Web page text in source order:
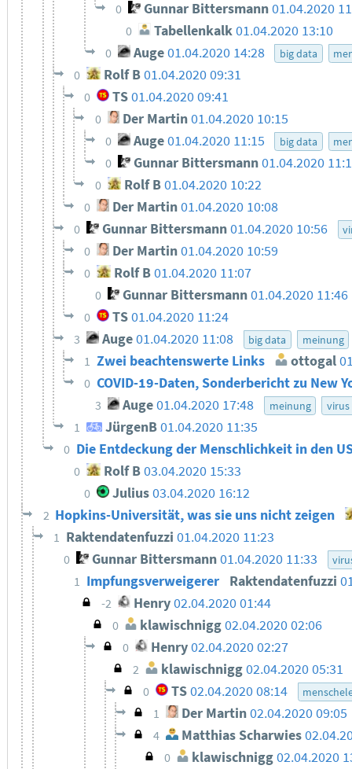
0 Gunnar Bittersmann01.04.2020
0 Tabellenkalk01.04.2020 13:10
0 Auge 01.04.2020 14:28 big data
0 Rolf B01.04.2020 09:31
0 TS01.04.2020 09:41
0 Der Martin01.04.2020 10:15
0 Auge 01.04.2020 11:15 big data
0 Gunnar Bittersmann 01.04.2020
0 Rolf B01.04.2020 10:22
0 Der Martin01.04.2020 10:08
0 Gunnar Bittersmann01.04.2020 10:56
0 Der Martin01.04.2020 10:59
0 Rolf B01.04.2020 11:07
0 Gunnar Bittersmann01.04.2020 11:46
0 TS01.04.2020 11:24
3 Auge01.04.2020 11:08 big data meinung
1 Zwei beachtenswerte Links ottogal
0 COVID-19-Daten, Sonderbericht zu New
3 Auge01.04.2020 17:48 meinung virus
1 JürgenB01.04.2020 11:35
0 Die Entdeckung der Menschlichkeit in den
0 Rolf B03.04.2020 15:33
0 Julius03.04.2020 16:12
2 Hopkins-Universität, was sie uns nicht zeigen
1 Raktendatenfuzzi 01.04.2020 11:23
0 Gunnar Bittersmann01.04.2020 11:33
1 Impfungsverweigerer Raktendatenfuzzi
-2 Henry02.04.2020 01:44
0 klawischnigg02.04.2020 02:06
0 Henry 02.04.2020 02:27
2 klawischnigg02.04.2020 05:31
0 TS02.04.2020 08:14
1 Der Martin02.04.2020 09:05
4 Matthias Scharwies
0 klawischnigg02.04.2020